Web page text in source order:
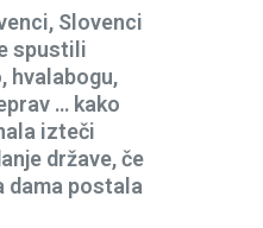
Slovenci
spustili
hvalabogu,
… kako
izteči
države, če
dama postala